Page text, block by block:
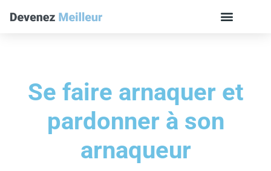
Se faire arnaquer et
pardonner à son
arnaqueur